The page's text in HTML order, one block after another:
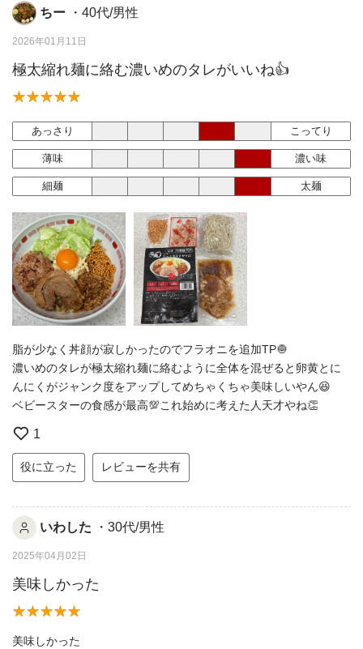
ちー ・40代/男性
2026年01月11日
極太縮れ麺に絡む濃いめのタレがいいね👍
あっさり こってり
薄味 濃い味
細麺 太麺
脂が少なく丼顔が寂しかったのでフラオニを追加TP🧅
濃いめのタレが極太縮れ麺に絡むように全体を混ぜると卵黄とに
んにくがジャンク度をアップしてめちゃくちゃ美味しいやん😆
ベビースターの食感が最高💯これ始めに考えた人天才やね👏
1
役に立った レビューを共有
いわした ・30代/男性
2025年04月02日
美味しかった
美味しかった